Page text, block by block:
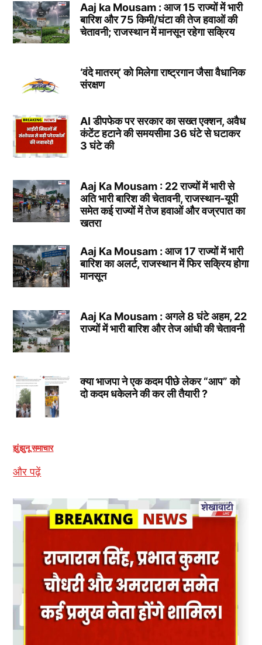
Aaj ka Mousam : आज 15 राज्यों में भारी
बारिश और 75 किमी/घंटा की तेज हवाओं की
चेतावनी; राजस्थान में मानसून रहेगा सक्रिय
‘वंदे मातरम्’ को मिलेगा राष्ट्रगान जैसा वैधानिक
संरक्षण
AI डीपफेक पर सरकार का सख्त एक्शन, अवैध
कंटेंट हटाने की समयसीमा 36 घंटे से घटाकर
3 घंटे की
Aaj Ka Mousam : 22 राज्यों में भारी से
अति भारी बारिश की चेतावनी, राजस्थान-यूपी
समेत कई राज्यों में तेज हवाओं और वज्रपात का
खतरा
Aaj Ka Mousam : आज 17 राज्यों में भारी
बारिश का अलर्ट, राजस्थान में फिर सक्रिय होगा
मानसून
Aaj Ka Mousam : अगले 8 घंटे अहम, 22
राज्यों में भारी बारिश और तेज आंधी की चेतावनी
क्या भाजपा ने एक कदम पीछे लेकर “आप” को
दो कदम धकेलने की कर ली तैयारी ?
झुंझुनू समाचार
और पढ़ें